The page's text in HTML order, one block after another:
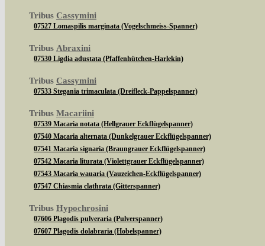
Tribus Cassymini
07527 Lomaspilis marginata (Vogelschmeiss-Spanner)
Tribus Abraxini
07530 Ligdia adustata (Pfaffenhütchen-Harlekin)
Tribus Cassymini
07533 Stegania trimaculata (Dreifleck-Pappelspanner)
Tribus Macariini
07539 Macaria notata (Hellgrauer Eckflügelspanner)
07540 Macaria alternata (Dunkelgrauer Eckflügelspanner)
07541 Macaria signaria (Braungrauer Eckflügelspanner)
07542 Macaria liturata (Violettgrauer Eckflügelspanner)
07543 Macaria wauaria (Vauzeichen-Eckflügelspanner)
07547 Chiasmia clathrata (Gitterspanner)
Tribus Hypochrosini
07606 Plagodis pulveraria (Pulverspanner)
07607 Plagodis dolabraria (Hobelspanner)